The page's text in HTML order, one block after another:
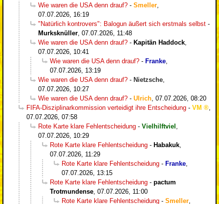
Wie waren die USA denn drauf? - Smeller
07.07.2026, 16:19
"Natürlich kontrovers": Balogun äußert sich erstmals selbst -
Murksknüller 07.07.2026, 11:48
Wie waren die USA denn drauf? - Kapitän Haddock
07.07.2026, 10:41
Wie waren die USA denn drauf? - Franke
07.07.2026, 13:19
Wie waren die USA denn drauf? - Nietzsche
07.07.2026, 10:27
Wie waren die USA denn drauf? - Ulrich 07.07.2026, 08:20
FIFA-Disziplinarkommission verteidigt ihre Entscheidung - VM
07.07.2026, 07:58
Rote Karte klare Fehlentscheidung - Vielhilftviel
07.07.2026, 10:29
Rote Karte klare Fehlentscheidung - Habakuk
07.07.2026, 11:29
Rote Karte klare Fehlentscheidung - Franke
07.07.2026, 13:15
Rote Karte klare Fehlentscheidung - pactum
Trotmundense 07.07.2026, 11:00
Rote Karte klare Fehlentscheidung - Smeller